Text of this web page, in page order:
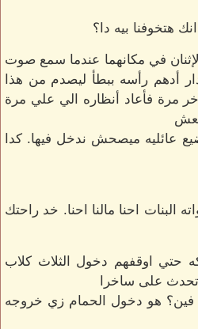
هتخوفنا بيه دا؟
في مكانهما عندما سمع صوت
أدهم رأسه ببطأ ليصدم من هذا
مرة فأعاد أنظاره الي علي مرة
عائليه ميصحش ندخل فيها. كدا
البنات احنا مالنا احنا. خد راحتك
حتي اوقفهم دخول الثلاث كلاب
تحدث على ساخرا
فين؟ هو دخول الحمام زي خروجه